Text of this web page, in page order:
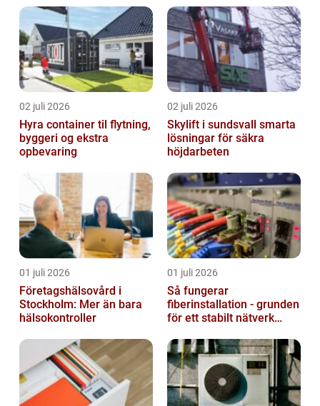
02 juli 2026
Hyra container til flytning,
byggeri og ekstra
opbevaring
02 juli 2026
Skylift i sundsvall smarta
lösningar för säkra
höjdarbeten
01 juli 2026
Företagshälsovård i
Stockholm: Mer än bara
hälsokontroller
01 juli 2026
Så fungerar
fiberinstallation - grunden
för ett stabilt nätverk